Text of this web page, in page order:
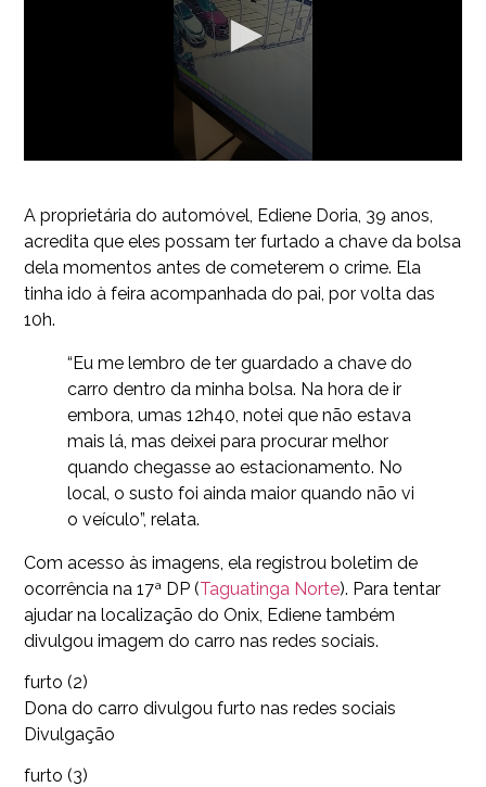
A proprietária do automóvel, Ediene Doria, 39 anos,
acredita que eles possam ter furtado a chave da bolsa
dela momentos antes de cometerem o crime. Ela
tinha ido à feira acompanhada do pai, por volta das
10h.
“Eu me lembro de ter guardado a chave do
carro dentro da minha bolsa. Na hora de ir
embora, umas 12h40, notei que não estava
mais lá, mas deixei para procurar melhor
quando chegasse ao estacionamento. No
local, o susto foi ainda maior quando não vi
o veículo”, relata.
Com acesso às imagens, ela registrou boletim de
ocorrência na 17ª DP (Taguatinga Norte). Para tentar
ajudar na localização do Onix, Ediene também
divulgou imagem do carro nas redes sociais.
furto (2)
Dona do carro divulgou furto nas redes sociais
Divulgação
furto (3)